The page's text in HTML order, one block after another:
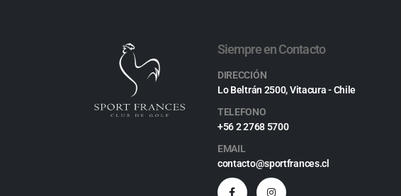
Siempre en Contacto
DIRECCIÓN
Lo Beltrán 2500, Vitacura - Chile
TELEFONO
+56 2 2768 5700
EMAIL
contacto@sportfrances.cl